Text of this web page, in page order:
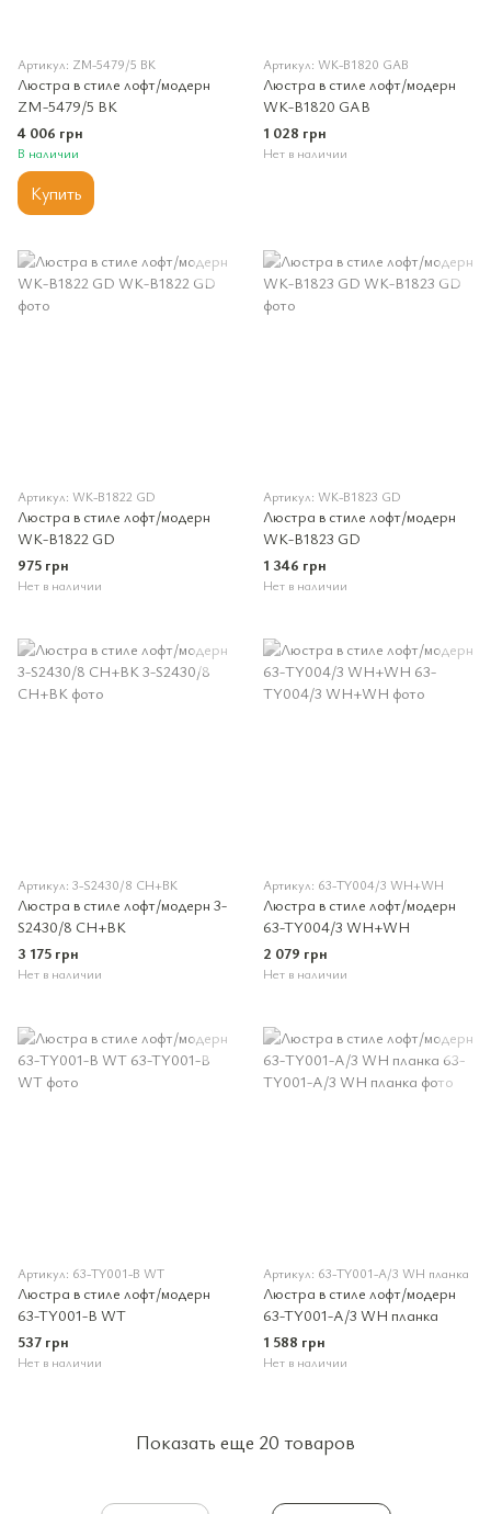
Артикул: ZM-5479/5 BK
Люстра в стиле лофт/модерн
ZM-5479/5 BK
4 006 грн
В наличии
Купить
Артикул: WK-B1820 GAB
Люстра в стиле лофт/модерн
WK-B1820 GAB
1 028 грн
Нет в наличии
Артикул: WK-B1822 GD
Люстра в стиле лофт/модерн
WK-B1822 GD
975 грн
Нет в наличии
Артикул: WK-B1823 GD
Люстра в стиле лофт/модерн
WK-B1823 GD
1 346 грн
Нет в наличии
Артикул: 3-S2430/8 CH+BK
Люстра в стиле лофт/модерн 3-
S2430/8 CH+BK
3 175 грн
Нет в наличии
Артикул: 63-TY004/3 WH+WH
Люстра в стиле лофт/модерн
63-TY004/3 WH+WH
2 079 грн
Нет в наличии
Артикул: 63-TY001-B WT
Люстра в стиле лофт/модерн
63-TY001-B WT
537 грн
Нет в наличии
Артикул: 63-TY001-A/3 WH планка
Люстра в стиле лофт/модерн
63-TY001-A/3 WH планка
1 588 грн
Нет в наличии
Показать еще 20 товаров